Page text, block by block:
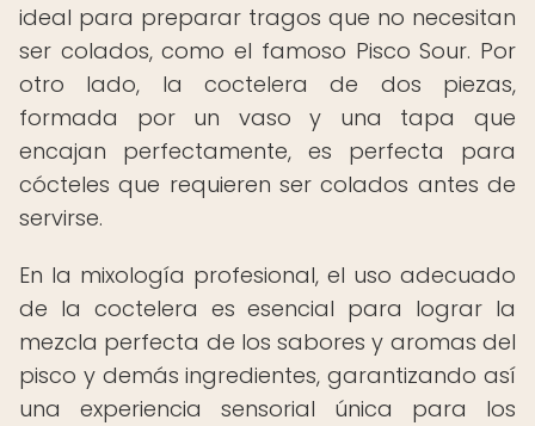
ideal para preparar tragos que no necesitan
ser colados, como el famoso Pisco Sour. Por
otro lado, la coctelera de dos piezas,
formada por un vaso y una tapa que
encajan perfectamente, es perfecta para
cócteles que requieren ser colados antes de
servirse.
En la mixología profesional, el uso adecuado
de la coctelera es esencial para lograr la
mezcla perfecta de los sabores y aromas del
pisco y demás ingredientes, garantizando así
una experiencia sensorial única para los